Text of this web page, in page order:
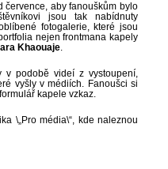
aby fanouškům bylo
jsou tak nabídnuty
fotogalerie, které jsou
nejen frontmana kapely
Khaouaje
v podobě videí z vystoupení,
vyšly v médiích. Fanoušci si
kapele vzkaz.
\„Pro média\“, kde naleznou